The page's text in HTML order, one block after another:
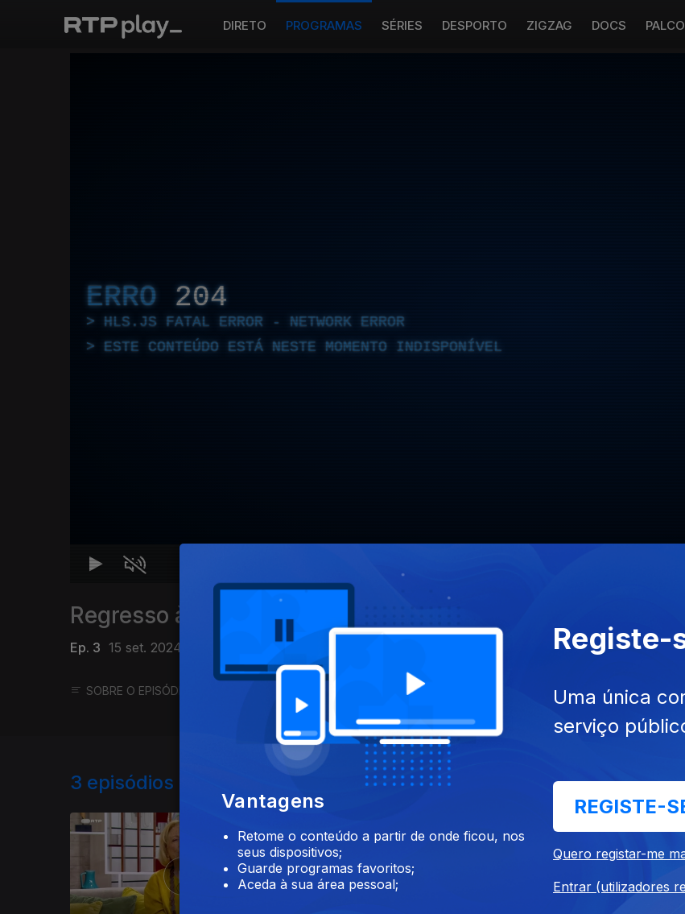
DIRETO PROGRAMAS SÉRIES DESPORTO ZIGZAG DOCS PALCO
ERRO 204
HLS.JS FATAL ERROR - NETWORK ERROR
ESTE CONTEÚDO ESTÁ NESTE MOMENTO INDISPONÍVEL
Regresso às Aulas
Ep. 3 15 set. 2024
SOBRE O EPISÓDIO PARTILHA
3 episódios disponíveis
826827
Vantagens
Retome o conteúdo a partir de onde ficou, nos
seus dispositivos;
Guarde programas favoritos;
Aceda à sua área pessoal;
Registe-
Uma única
serviço
REGISTE-
Quero registar-me
Entrar (utilizadores